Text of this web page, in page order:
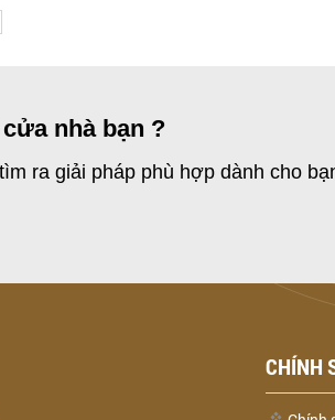
nhà bạn ?
ra giải pháp phù hợp dành cho
CHÍNH